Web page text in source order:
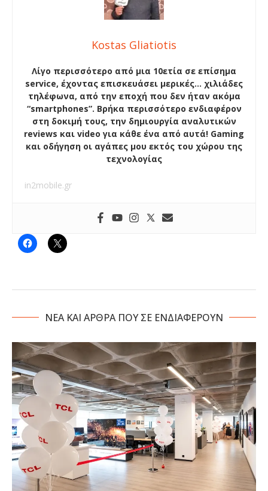
Kostas Gliatiotis
Λίγο περισσότερο από μια 10ετία σε επίσημα
service, έχοντας επισκευάσει μερικές… χιλιάδες
τηλέφωνα, από την εποχή που δεν ήταν ακόμα
“smartphones”. Βρήκα περισσότερο ενδιαφέρον
στη δοκιμή τους, την δημιουργία αναλυτικών
reviews και video για κάθε ένα από αυτά! Gaming
και οδήγηση οι αγάπες μου εκτός του χώρου της
τεχνολογίας
in2mobile.gr
NΕΑ ΚΑΙ ΑΡΘΡΑ ΠΟΥ ΣΕ ΕΝΔΙΑΦΕΡΟΥΝ